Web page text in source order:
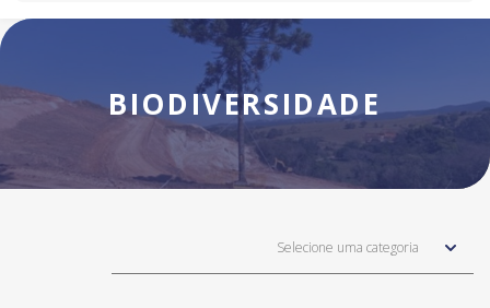
BIODIVERSIDADE
Selecione uma categoria